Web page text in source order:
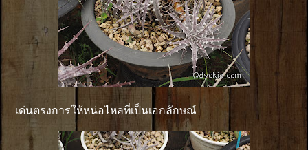
เด่นตรงการให้หน่อไหลที่เป็นเอกลักษณ์